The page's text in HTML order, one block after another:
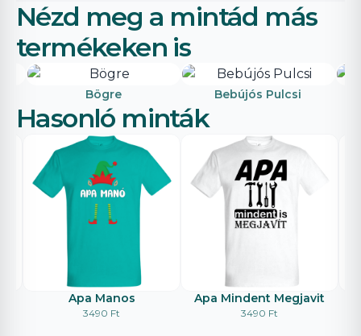
Nézd meg a mintád más
termékeken is
Bögre Bebújós Pulcsi
Hasonló minták
Apa Manos
3490 Ft
Apa Mindent Megjavit
3490 Ft